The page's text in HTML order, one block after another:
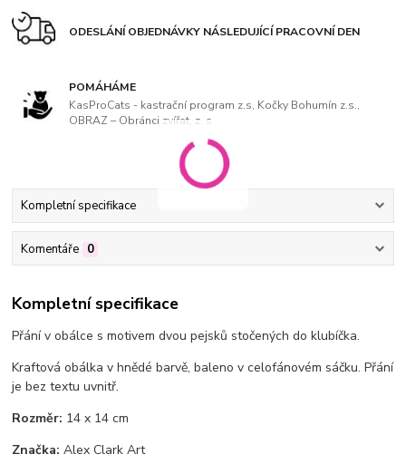
ODESLÁNÍ OBJEDNÁVKY NÁSLEDUJÍCÍ PRACOVNÍ DEN
POMÁHÁME
KasProCats - kastrační program z.s, Kočky Bohumín z.s.,
OBRAZ – Obránci zvířat, z. s
Kompletní specifikace
Komentáře 0
Kompletní specifikace
Přání v obálce s motivem dvou pejsků stočených do klubíčka.
Kraftová obálka v hnědé barvě, baleno v celofánovém sáčku. Přání
je bez textu uvnitř.
Rozměr: 14 x 14 cm
Značka: Alex Clark Art